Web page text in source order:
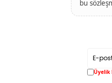
bu
Üyelik